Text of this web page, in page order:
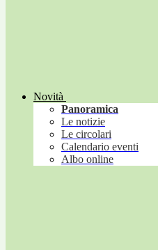
Novità
Panoramica
Le notizie
Le circolari
Calendario eventi
Albo online